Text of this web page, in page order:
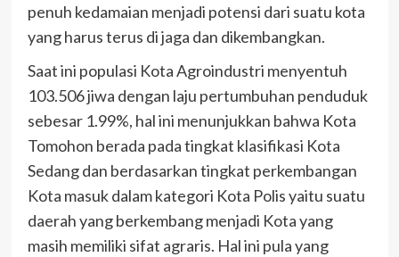
penuh kedamaian menjadi potensi dari suatu kota
yang harus terus di jaga dan dikembangkan.
Saat ini populasi Kota Agroindustri menyentuh
103.506 jiwa dengan laju pertumbuhan penduduk
sebesar 1.99%, hal ini menunjukkan bahwa Kota
Tomohon berada pada tingkat klasifikasi Kota
Sedang dan berdasarkan tingkat perkembangan
Kota masuk dalam kategori Kota Polis yaitu suatu
daerah yang berkembang menjadi Kota yang
masih memiliki sifat agraris. Hal ini pula yang